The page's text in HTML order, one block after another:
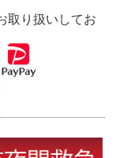
取り扱いしてお